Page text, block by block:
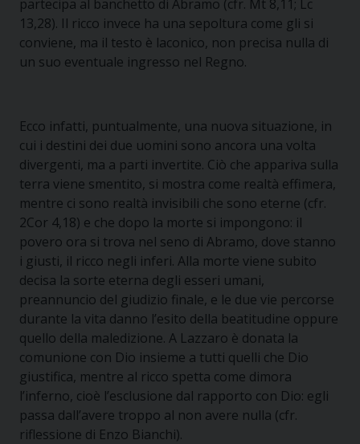
partecipa al banchetto di Abramo (cfr. Mt 8,11; Lc
13,28). Il ricco invece ha una sepoltura come gli si
conviene, ma il testo è laconico, non precisa nulla di
un suo eventuale ingresso nel Regno.
Ecco infatti, puntualmente, una nuova situazione, in
cui i destini dei due uomini sono ancora una volta
divergenti, ma a parti invertite. Ciò che appariva sulla
terra viene smentito, si mostra come realtà effimera,
mentre ci sono realtà invisibili che sono eterne (cfr.
2Cor 4,18) e che dopo la morte si impongono: il
povero ora si trova nel seno di Abramo, dove stanno
i giusti, il ricco negli inferi. Alla morte viene subito
decisa la sorte eterna degli esseri umani,
preannuncio del giudizio finale, e le due vie percorse
durante la vita danno l’esito della beatitudine oppure
quello della maledizione. A Lazzaro è donata la
comunione con Dio insieme a tutti quelli che Dio
giustifica, mentre al ricco spetta come dimora
l’inferno, cioè l’esclusione dal rapporto con Dio: egli
passa dall’avere troppo al non avere nulla (cfr.
riflessione di Enzo Bianchi).